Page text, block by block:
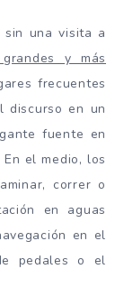
sin una visita a
y más
frecuentes
discurso en un
fuente en
el medio, los
correr o
en aguas
en el
pedales o el